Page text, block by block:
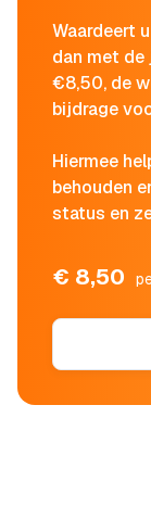
Waardeert
dan met
€8,50, de
bijdrage
Hiermee
behouden
status en
€ 8,50